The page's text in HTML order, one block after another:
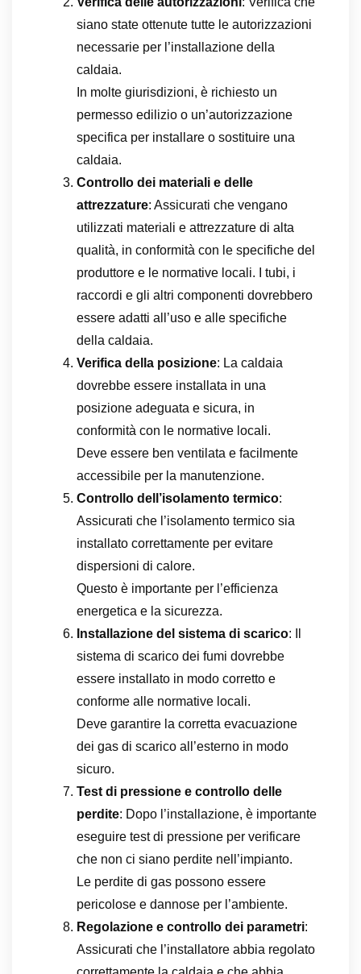
siano state ottenute tutte le autorizzazioni
necessarie per l’installazione della
caldaia.
In molte giurisdizioni, è richiesto un
permesso edilizio o un’autorizzazione
specifica per installare o sostituire una
caldaia.
Controllo dei materiali e delle
attrezzature: Assicurati che vengano
utilizzati materiali e attrezzature di alta
qualità, in conformità con le specifiche del
produttore e le normative locali. I tubi, i
raccordi e gli altri componenti dovrebbero
essere adatti all’uso e alle specifiche
della caldaia.
Verifica della posizione: La caldaia
dovrebbe essere installata in una
posizione adeguata e sicura, in
conformità con le normative locali.
Deve essere ben ventilata e facilmente
accessibile per la manutenzione.
Controllo dell’isolamento termico:
Assicurati che l’isolamento termico sia
installato correttamente per evitare
dispersioni di calore.
Questo è importante per l’efficienza
energetica e la sicurezza.
Installazione del sistema di scarico: Il
sistema di scarico dei fumi dovrebbe
essere installato in modo corretto e
conforme alle normative locali.
Deve garantire la corretta evacuazione
dei gas di scarico all’esterno in modo
sicuro.
Test di pressione e controllo delle
perdite: Dopo l’installazione, è importante
eseguire test di pressione per verificare
che non ci siano perdite nell’impianto.
Le perdite di gas possono essere
pericolose e dannose per l’ambiente.
Regolazione e controllo dei parametri:
Assicurati che l’installatore abbia regolato